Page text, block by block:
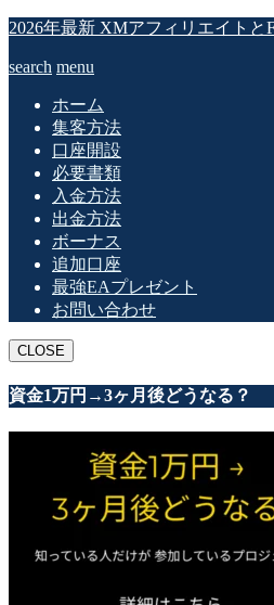
2026年最新 XMアフィリエイトと
search menu
ホーム
集客方法
口座開設
必要書類
入金方法
出金方法
ボーナス
追加口座
最強EAプレゼント
お問い合わせ
CLOSE
資金1万円→3ヶ月後どうなる？